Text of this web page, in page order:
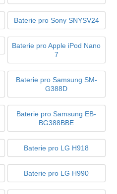
Baterie pro Sony SNYSV24
Baterie pro Apple iPod Nano
7
Baterie pro Samsung SM-
G388D
Baterie pro Samsung EB-
BG388BBE
Baterie pro LG H918
Baterie pro LG H990